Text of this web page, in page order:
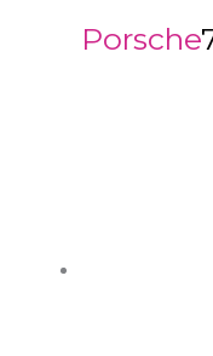
Porsche